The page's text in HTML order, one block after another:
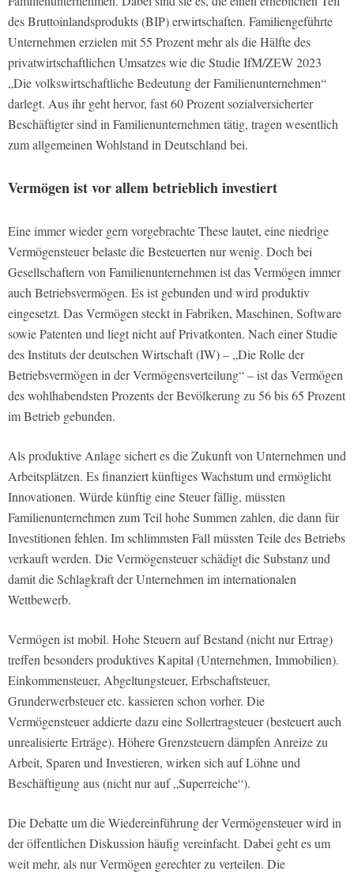
des Bruttoinlandsprodukts (BIP) erwirtschaften. Familiengeführte
Unternehmen erzielen mit 55 Prozent mehr als die Hälfte des
privatwirtschaftlichen Umsatzes wie die Studie IfM/ZEW 2023
„Die volkswirtschaftliche Bedeutung der Familienunternehmen“
darlegt. Aus ihr geht hervor, fast 60 Prozent sozialversicherter
Beschäftigter sind in Familienunternehmen tätig, tragen wesentlich
zum allgemeinen Wohlstand in Deutschland bei.
Vermögen ist vor allem betrieblich investiert
Eine immer wieder gern vorgebrachte These lautet, eine niedrige
Vermögensteuer belaste die Besteuerten nur wenig. Doch bei
Gesellschaftern von Familienunternehmen ist das Vermögen immer
auch Betriebsvermögen. Es ist gebunden und wird produktiv
eingesetzt. Das Vermögen steckt in Fabriken, Maschinen, Software
sowie Patenten und liegt nicht auf Privatkonten. Nach einer Studie
des Instituts der deutschen Wirtschaft (IW) – „Die Rolle der
Betriebsvermögen in der Vermögensverteilung“ – ist das Vermögen
des wohlhabendsten Prozents der Bevölkerung zu 56 bis 65 Prozent
im Betrieb gebunden.
Als produktive Anlage sichert es die Zukunft von Unternehmen und
Arbeitsplätzen. Es finanziert künftiges Wachstum und ermöglicht
Innovationen. Würde künftig eine Steuer fällig, müssten
Familienunternehmen zum Teil hohe Summen zahlen, die dann für
Investitionen fehlen. Im schlimmsten Fall müssten Teile des Betriebs
verkauft werden. Die Vermögensteuer schädigt die Substanz und
damit die Schlagkraft der Unternehmen im internationalen
Wettbewerb.
Vermögen ist mobil. Hohe Steuern auf Bestand (nicht nur Ertrag)
treffen besonders produktives Kapital (Unternehmen, Immobilien).
Einkommensteuer, Abgeltungsteuer, Erbschaftsteuer,
Grunderwerbsteuer etc. kassieren schon vorher. Die
Vermögensteuer addierte dazu eine Sollertragsteuer (besteuert auch
unrealisierte Erträge). Höhere Grenzsteuern dämpfen Anreize zu
Arbeit, Sparen und Investieren, wirken sich auf Löhne und
Beschäftigung aus (nicht nur auf „Superreiche“).
Die Debatte um die Wiedereinführung der Vermögensteuer wird in
der öffentlichen Diskussion häufig vereinfacht. Dabei geht es um
weit mehr, als nur Vermögen gerechter zu verteilen. Die